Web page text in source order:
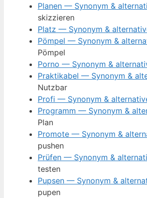
Planen — Synonym &
skizzieren
Platz — Synonym &
Pömpel — Synonym &
Pömpel
Porno — Synonym &
Praktikabel — Synonym &
Nutzbar
Profi — Synonym &
Programm — Synonym &
Plan
Promote — Synonym &
pushen
Prüfen — Synonym &
testen
Pupsen — Synonym &
pupen